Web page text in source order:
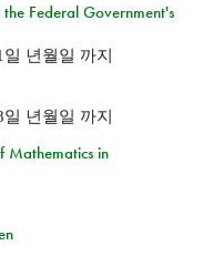
Federal Government's
일 년월일 까지
일 년월일 까지
Mathematics in